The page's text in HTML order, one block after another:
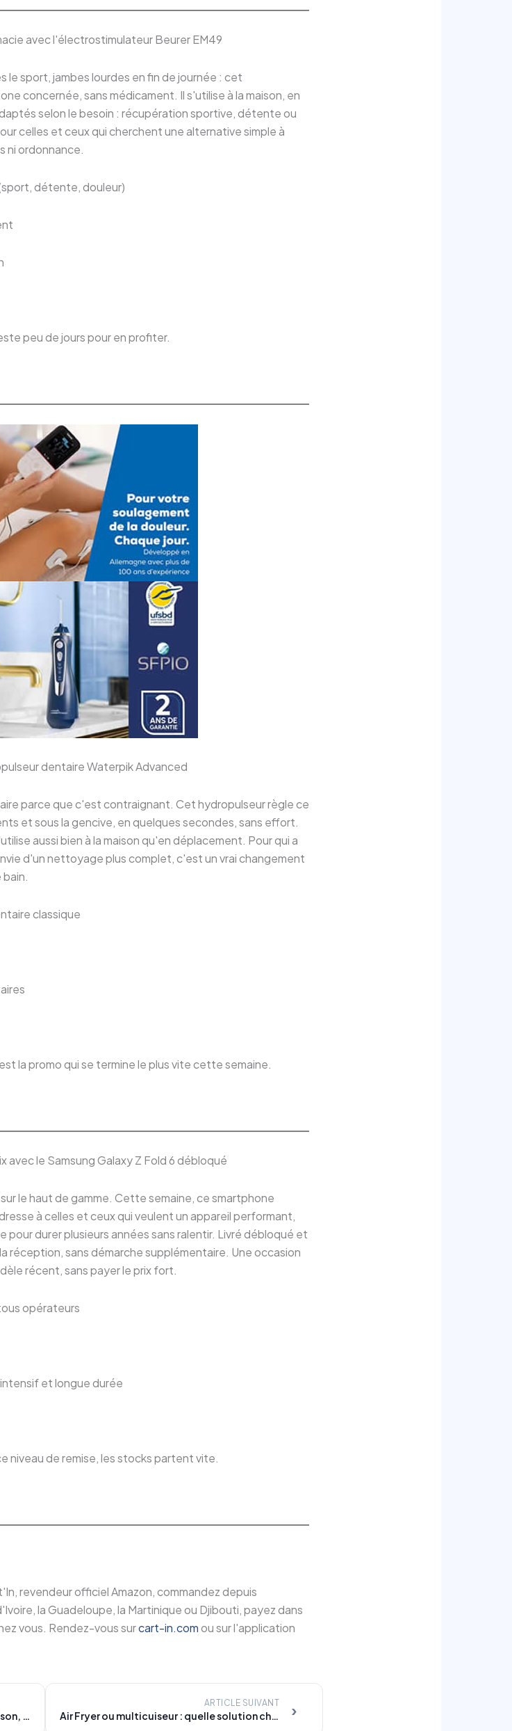
avec l'électrostimulateur Beurer EM49
le sport, jambes lourdes en fin de journée : cet
concernée, sans médicament. Il s'utilise à la maison, en
selon le besoin : récupération sportive, détente ou
celles et ceux qui cherchent une alternative simple à
ni ordonnance.
détente, douleur)
peu de jours pour en profiter.
dentaire Waterpik Advanced
parce que c'est contraignant. Cet hydropulseur règle ce
et sous la gencive, en quelques secondes, sans effort.
aussi bien à la maison qu'en déplacement. Pour qui a
d'un nettoyage plus complet, c'est un vrai changement
classique
la promo qui se termine le plus vite cette semaine.
avec le Samsung Galaxy Z Fold 6 débloqué
le haut de gamme. Cette semaine, ce smartphone
à celles et ceux qui veulent un appareil performant,
pour durer plusieurs années sans ralentir. Livré débloqué et
réception, sans démarche supplémentaire. Une occasion
récent, sans payer le prix fort.
opérateurs
et longue durée
niveau de remise, les stocks partent vite.
revendeur officiel Amazon, commandez depuis
la Guadeloupe, la Martinique ou Djibouti, payez dans
vous. Rendez-vous surcart-in.comou sur l'application
Hiver austral : chauffage, textile et maison, les meilleurs produits Amazon à commander depuis Madagascar et La Réunion avec Cart'In
ARTICLE SUIVANT
Air Fryer ou multicuiseur : quelle solution choisir pour cuisiner plus facilement ? ›